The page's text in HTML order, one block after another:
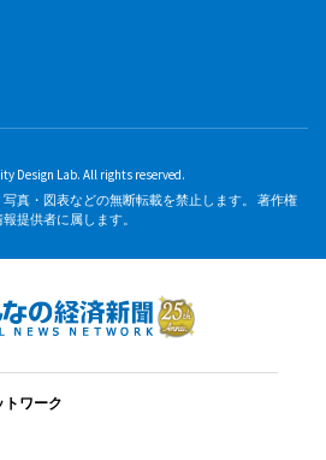
Design Lab. All rights reserved.
真・図表などの無断転載を禁止します。 著作権
提供者に属します。
トワーク